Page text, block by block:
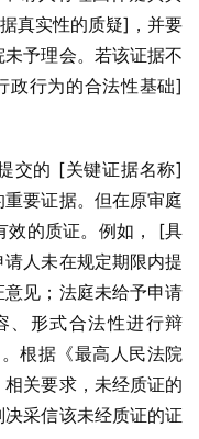
真实性的质疑]，并要
予理会。若该证据不
政行为的合法性基础]
交的 [关键证据名称]
要证据。但在原审庭
效的质证。例如， [具
人未在规定期限内提
见；法庭未给予申请
、形式合法性进行辩
根据《最高人民法院
关要求，未经质证的
采信该未经质证的证